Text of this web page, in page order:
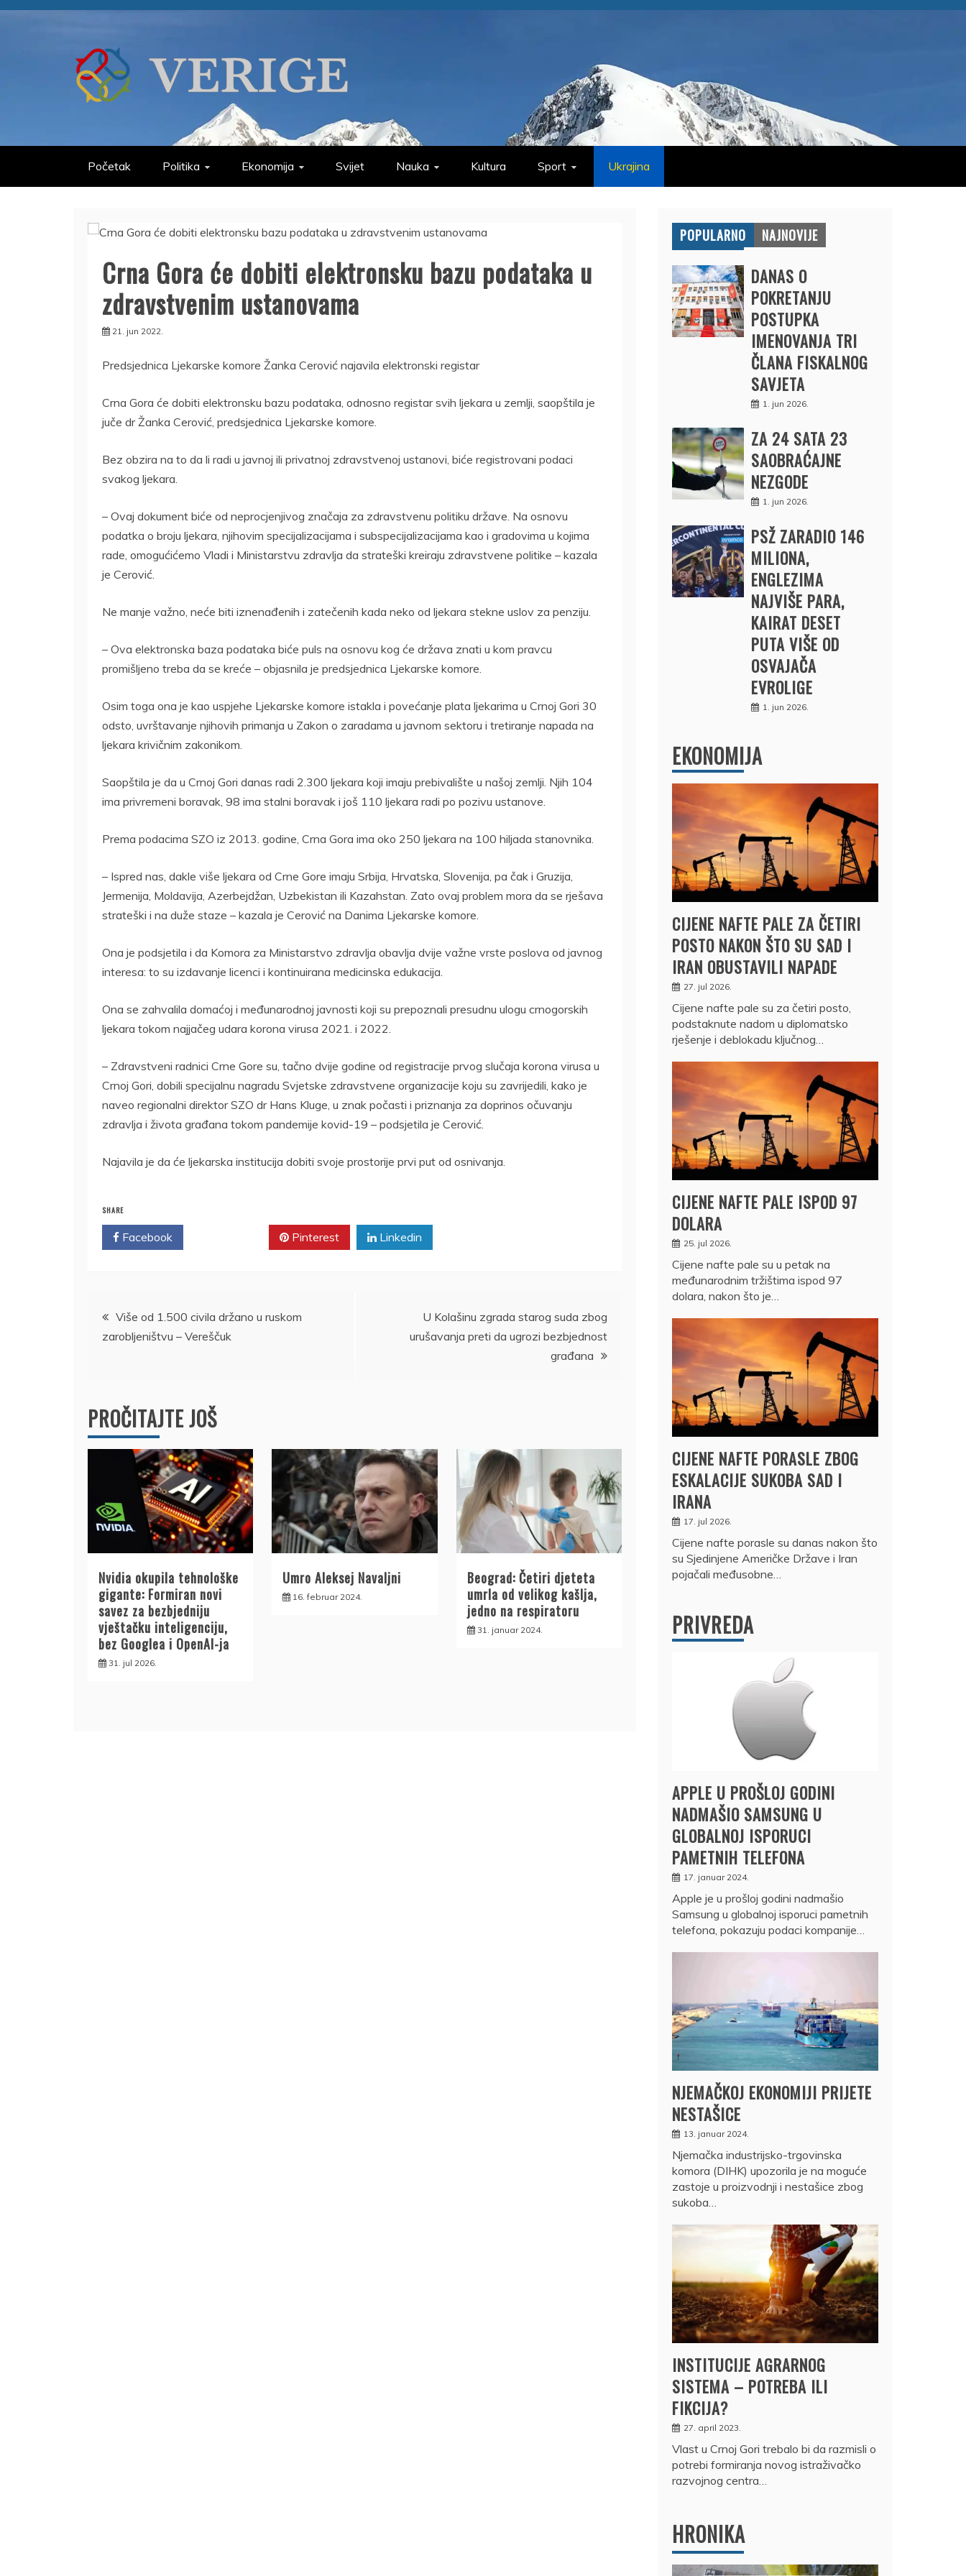
Skip
VERIGE
Početak Politika Ekonomija Svijet Nauka Kultura Sport Ukrajina
Crna Gora će dobiti elektronsku bazu podataka u
zdravstvenim ustanovama
21. jun 2022.
Predsjednica Ljekarske komore Žanka Cerović najavila elektronski registar
Crna Gora će dobiti elektronsku bazu podataka, odnosno registar svih ljekara u zemlji, saopštila je
juče dr Žanka Cerović, predsjednica Ljekarske komore.
Bez obzira na to da li radi u javnoj ili privatnoj zdravstvenoj ustanovi, biće registrovani podaci
svakog ljekara.
– Ovaj dokument biće od neprocjenjivog značaja za zdravstvenu politiku države. Na osnovu
podatka o broju ljekara, njihovim specijalizacijama i subspecijalizacijama kao i gradovima u kojima
rade, omogućićemo Vladi i Ministarstvu zdravlja da strateški kreiraju zdravstvene politike – kazala
je Cerović.
Ne manje važno, neće biti iznenađenih i zatečenih kada neko od ljekara stekne uslov za penziju.
– Ova elektronska baza podataka biće puls na osnovu kog će država znati u kom pravcu
promišljeno treba da se kreće – objasnila je predsjednica Ljekarske komore.
Osim toga ona je kao uspjehe Ljekarske komore istakla i povećanje plata ljekarima u Crnoj Gori 30
odsto, uvrštavanje njihovih primanja u Zakon o zaradama u javnom sektoru i tretiranje napada na
ljekara krivičnim zakonikom.
Saopštila je da u Crnoj Gori danas radi 2.300 ljekara koji imaju prebivalište u našoj zemlji. Njih 104
ima privremeni boravak, 98 ima stalni boravak i još 110 ljekara radi po pozivu ustanove.
Prema podacima SZO iz 2013. godine, Crna Gora ima oko 250 ljekara na 100 hiljada stanovnika.
– Ispred nas, dakle više ljekara od Crne Gore imaju Srbija, Hrvatska, Slovenija, pa čak i Gruzija,
Jermenija, Moldavija, Azerbejdžan, Uzbekistan ili Kazahstan. Zato ovaj problem mora da se rješava
strateški i na duže staze – kazala je Cerović na Danima Ljekarske komore.
Ona je podsjetila i da Komora za Ministarstvo zdravlja obavlja dvije važne vrste poslova od javnog
interesa: to su izdavanje licenci i kontinuirana medicinska edukacija.
Ona se zahvalila domaćoj i međunarodnoj javnosti koji su prepoznali presudnu ulogu crnogorskih
ljekara tokom najjačeg udara korona virusa 2021. i 2022.
– Zdravstveni radnici Crne Gore su, tačno dvije godine od registracije prvog slučaja korona virusa u
Crnoj Gori, dobili specijalnu nagradu Svjetske zdravstvene organizacije koju su zavrijedili, kako je
naveo regionalni direktor SZO dr Hans Kluge, u znak počasti i priznanja za doprinos očuvanju
zdravlja i života građana tokom pandemije kovid-19 – podsjetila je Cerović.
Najavila je da će ljekarska institucija dobiti svoje prostorije prvi put od osnivanja.
SHARE
Facebook Pinterest Linkedin
Kretanje
članka
Više od 1.500 civila držano u ruskom
zarobljeništvu – Vereščuk
U Kolašinu zgrada starog suda zbog
urušavanja preti da ugrozi bezbjednost
građana
PROČITAJTE JOŠ
Nvidia okupila tehnološke
gigante: Formiran novi
savez za bezbjedniju
vještačku inteligenciju,
bez Googlea i OpenAI-ja
31. jul 2026.
Umro Aleksej Navaljni
16. februar 2024.
Beograd: Četiri djeteta
umrla od velikog kašlja,
jedno na respiratoru
31. januar 2024.
POPULARNO NAJNOVIJE
DANAS O
POKRETANJU
POSTUPKA
IMENOVANJA TRI
ČLANA FISKALNOG
SAVJETA
1. jun 2026.
ZA 24 SATA 23
SAOBRAĆAJNE
NEZGODE
1. jun 2026.
PSŽ ZARADIO 146
MILIONA,
ENGLEZIMA
NAJVIŠE PARA,
KAIRAT DESET
PUTA VIŠE OD
OSVAJAČA
EVROLIGE
1. jun 2026.
EKONOMIJA
CIJENE NAFTE PALE ZA ČETIRI
POSTO NAKON ŠTO SU SAD I
IRAN OBUSTAVILI NAPADE
27. jul 2026.
Cijene nafte pale su za četiri posto,
podstaknute nadom u diplomatsko
rješenje i deblokadu ključnog…
CIJENE NAFTE PALE ISPOD 97
DOLARA
25. jul 2026.
Cijene nafte pale su u petak na
međunarodnim tržištima ispod 97
dolara, nakon što je…
CIJENE NAFTE PORASLE ZBOG
ESKALACIJE SUKOBA SAD I
IRANA
17. jul 2026.
Cijene nafte porasle su danas nakon što
su Sjedinjene Američke Države i Iran
pojačali međusobne…
PRIVREDA
APPLE U PROŠLOJ GODINI
NADMAŠIO SAMSUNG U
GLOBALNOJ ISPORUCI
PAMETNIH TELEFONA
17. januar 2024.
Apple je u prošloj godini nadmašio
Samsung u globalnoj isporuci pametnih
telefona, pokazuju podaci kompanije…
NJEMAČKOJ EKONOMIJI PRIJETE
NESTAŠICE
13. januar 2024.
Njemačka industrijsko-trgovinska
komora (DIHK) upozorila je na moguće
zastoje u proizvodnji i nestašice zbog
sukoba…
INSTITUCIJE AGRARNOG
SISTEMA – POTREBA ILI
FIKCIJA?
27. april 2023.
Vlast u Crnoj Gori trebalo bi da razmisli o
potrebi formiranja novog istraživačko
razvojnog centra…
HRONIKA